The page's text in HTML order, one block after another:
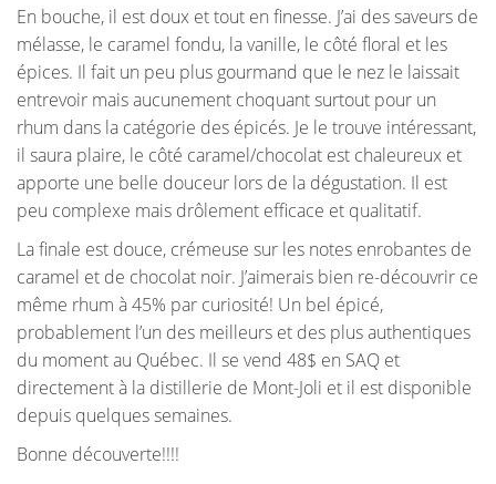
En bouche, il est doux et tout en finesse. J’ai des saveurs de
mélasse, le caramel fondu, la vanille, le côté floral et les
épices. Il fait un peu plus gourmand que le nez le laissait
entrevoir mais aucunement choquant surtout pour un
rhum dans la catégorie des épicés. Je le trouve intéressant,
il saura plaire, le côté caramel/chocolat est chaleureux et
apporte une belle douceur lors de la dégustation. Il est
peu complexe mais drôlement efficace et qualitatif.
La finale est douce, crémeuse sur les notes enrobantes de
caramel et de chocolat noir. J’aimerais bien re-découvrir ce
même rhum à 45% par curiosité! Un bel épicé,
probablement l’un des meilleurs et des plus authentiques
du moment au Québec. Il se vend 48$ en SAQ et
directement à la distillerie de Mont-Joli et il est disponible
depuis quelques semaines.
Bonne découverte!!!!